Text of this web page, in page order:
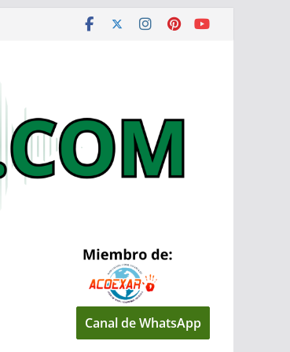
Canal de WhatsApp